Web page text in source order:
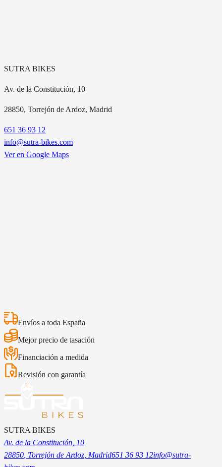
SUTRA BIKES
Av. de la Constitución, 10
28850, Torrejón de Ardoz, Madrid
651 36 93 12
info@sutra-bikes.com
Ver en Google Maps
Envíos a toda España
Mejor precio de tasación
Financiación a medida
Revisión con garantía
SUTRA BIKES
Av. de la Constitución, 10
28850 , Torrejón de Ardoz, Madrid651 36 93 12info@sutra-